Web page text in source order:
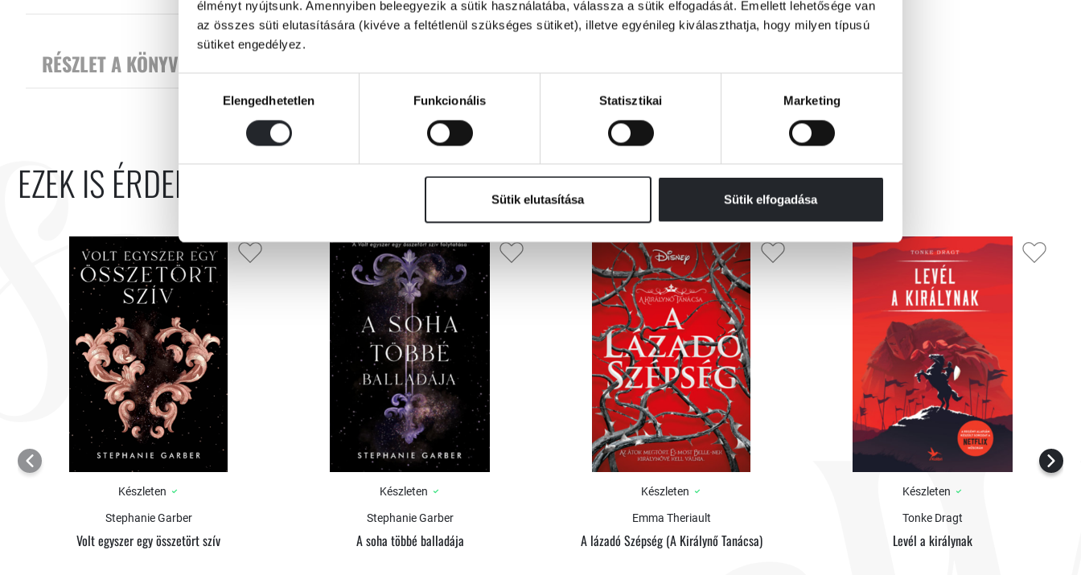
élményt nyújtsunk. Amennyiben beleegyezik a sütik használatába, válassza a sütik elfogadását. Emellett lehetősége van
az összes süti elutasítására (kivéve a feltétlenül szükséges sütiket), illetve egyénileg kiválaszthatja, hogy milyen típusú
sütiket engedélyez.
kiválasztásaElengedhetetlen Funkcionális Statisztikai Marketing
Sütik elutasítása Sütik elfogadása
RÉSZLET A KÖNYVBŐL
EZEK IS ÉRDEKELHETNEK
Készleten
Stephanie Garber
Volt egyszer egy összetört szív
Készleten
Stephanie Garber
A soha többé balladája
Készleten
Emma Theriault
A lázadó Szépség (A Királynő Tanácsa)
Készleten
Tonke Dragt
Levél a királynak